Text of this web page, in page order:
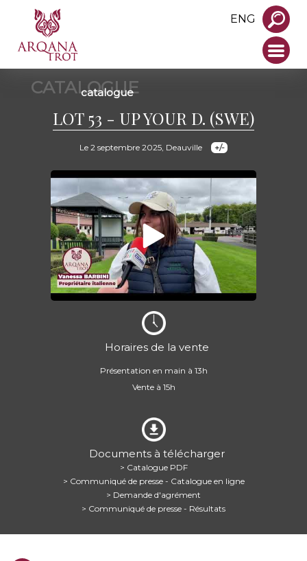
ENG
CATALOGUE
catalogue
LOT 53 - UP YOUR D. (SWE)
Le 2 septembre 2025, Deauville
Horaires de la vente
Présentation en main à 13h
Vente à 15h
Documents à télécharger
> Catalogue PDF
> Communiqué de presse - Catalogue en ligne
> Demande d'agrément
> Communiqué de presse - Résultats